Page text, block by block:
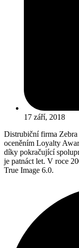
17 září, 2018
Distrubiční firma Zebra
oceněním Loyalty
díky pokračující
je patnáct let. V roce
True Image 6.0.